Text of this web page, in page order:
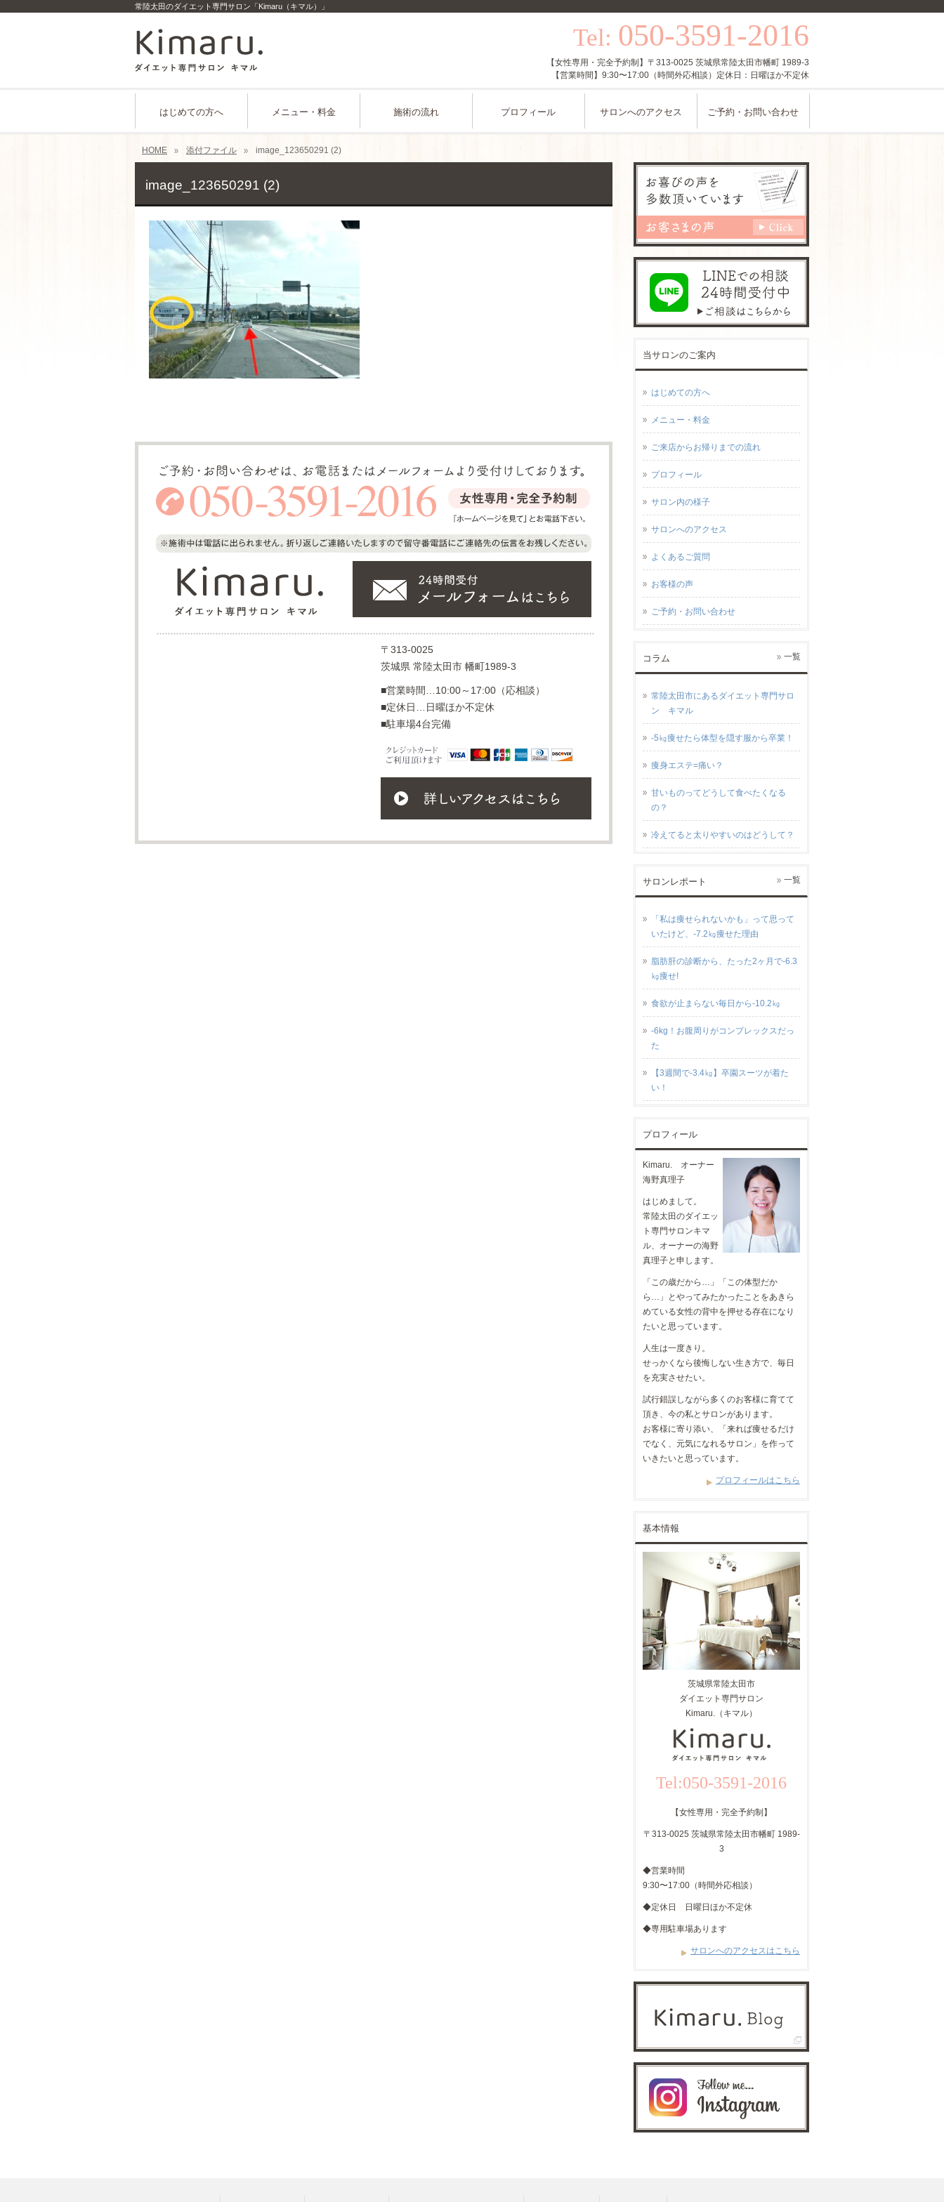
常陸太田のダイエット専門サロン「Kimaru（キマル）」
Tel: 050-3591-2016
【女性専用・完全予約制】〒313-0025 茨城県常陸太田市幡町 1989-3
【営業時間】9:30〜17:00（時間外応相談）定休日：日曜ほか不定休
はじめての方へ メニュー・料金 施術の流れ プロフィール サロンへのアクセス ご予約・お問い合わせ
HOME 添付ファイル image_123650291 (2)
image_123650291 (2)
〒313-0025
茨城県 常陸太田市 幡町1989-3
■営業時間…10:00～17:00（応相談）
■定休日…日曜ほか不定休
■駐車場4台完備
当サロンのご案内
はじめての方へ
メニュー・料金
ご来店からお帰りまでの流れ
プロフィール
サロン内の様子
サロンへのアクセス
よくあるご質問
お客様の声
ご予約・お問い合わせ
コラム 一覧
常陸太田市にあるダイエット専門サロ
ン キマル
-5㎏痩せたら体型を隠す服から卒業！
痩身エステ=痛い？
甘いものってどうして食べたくなる
の？
冷えてると太りやすいのはどうして？
サロンレポート 一覧
「私は痩せられないかも」って思って
いたけど、-7.2㎏痩せた理由
脂肪肝の診断から、たった2ヶ月で-6.3
㎏痩せ!
食欲が止まらない毎日から-10.2㎏
-6kg！お腹周りがコンプレックスだっ
た
【3週間で-3.4㎏】卒園スーツが着た
い！
プロフィール
Kimaru. オーナー
海野真理子
はじめまして。
常陸太田のダイエッ
ト専門サロンキマ
ル、オーナーの海野
真理子と申します。
「この歳だから…」「この体型だか
ら…」とやってみたかったことをあきら
めている女性の背中を押せる存在になり
たいと思っています。
人生は一度きり。
せっかくなら後悔しない生き方で、毎日
を充実させたい。
試行錯誤しながら多くのお客様に育てて
頂き、今の私とサロンがあります。
お客様に寄り添い、「来れば痩せるだけ
でなく、元気になれるサロン」を作って
いきたいと思っています。
プロフィールはこちら
基本情報
茨城県常陸太田市
ダイエット専門サロン
Kimaru.（キマル）
Tel:050-3591-2016
【女性専用・完全予約制】
〒313-0025 茨城県常陸太田市幡町 1989-
3
◆営業時間
9:30〜17:00（時間外応相談）
◆定休日 日曜日ほか不定休
◆専用駐車場あります
サロンへのアクセスはこちら